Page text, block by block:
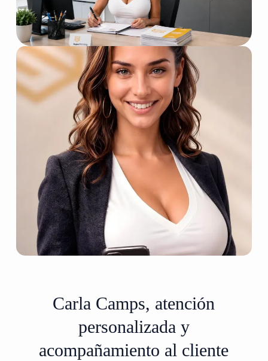
Carla Camps, atención
personalizada y
acompañamiento al cliente